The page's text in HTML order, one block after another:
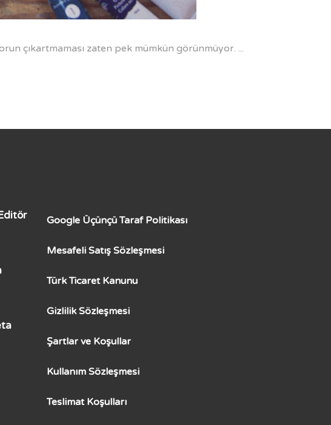
çıkartmaması zaten pek mümkün görünmüyor.
Google Üçünçü Taraf Politikası
Mesafeli Satış Sözleşmesi
Türk Ticaret Kanunu
Gizlilik Sözleşmesi
Şartlar ve Koşullar
Kullanım Sözleşmesi
Teslimat Koşulları